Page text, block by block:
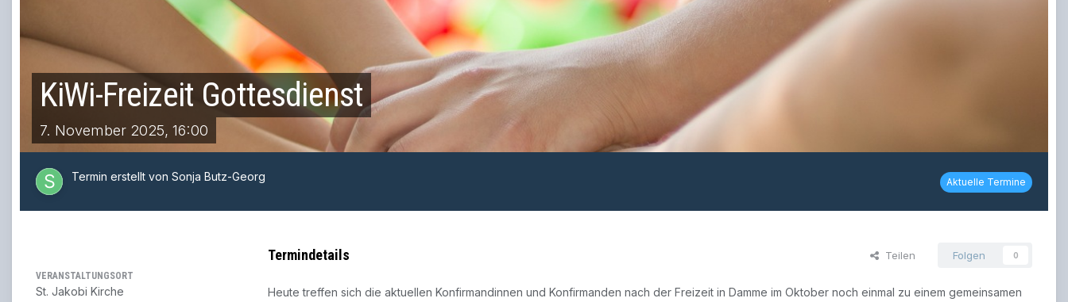
KiWi-Freizeit Gottesdienst
7. November 2025, 16:00
Aktuelle Termine
Termin erstellt von Sonja Butz-Georg
VERANSTALTUNGSORT
St. Jakobi Kirche
Termindetails Teilen Folgen 0
Heute treffen sich die aktuellen Konfirmandinnen und Konfirmanden nach der Freizeit in Damme im Oktober noch einmal zu einem gemeinsamen